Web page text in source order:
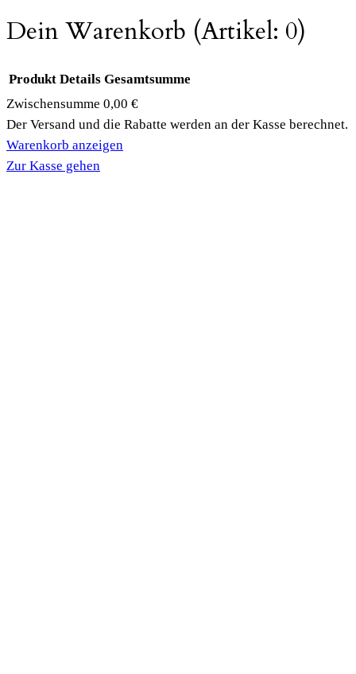
Dein Warenkorb (Artikel: 0)
Produkte
im
Produkt Details Gesamtsumme
Zwischensumme 0,00 €
Der Versand und die Rabatte werden an der Kasse berechnet.
Warenkorb anzeigen
Zur Kasse gehen